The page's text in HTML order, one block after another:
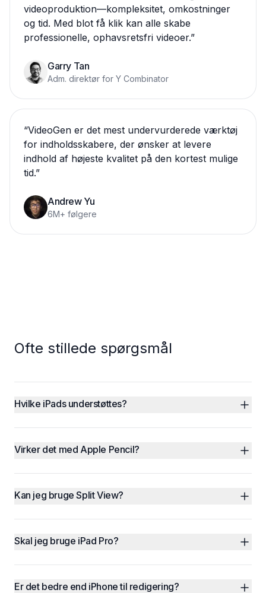
videoproduktion—kompleksitet, omkostninger
og tid. Med blot få klik kan alle skabe
professionelle, ophavsretsfri videoer.”
Garry Tan
Adm. direktør for Y Combinator
“VideoGen er det mest undervurderede værktøj
for indholdsskabere, der ønsker at levere
indhold af højeste kvalitet på den kortest mulige
tid.”
Andrew Yu
6M+ følgere
Ofte stillede spørgsmål
Hvilke iPads understøttes?
Virker det med Apple Pencil?
Kan jeg bruge Split View?
Skal jeg bruge iPad Pro?
Er det bedre end iPhone til redigering?